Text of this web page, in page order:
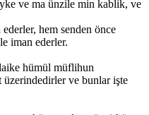
ve ma ünzile min kablik, ve
hem senden önce
iman ederler.
hümül müflihun
ve bunlar işte